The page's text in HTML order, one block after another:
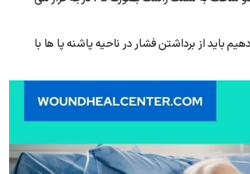
باید از برداشتن فشار در ناحیه پاشنه پا ها با